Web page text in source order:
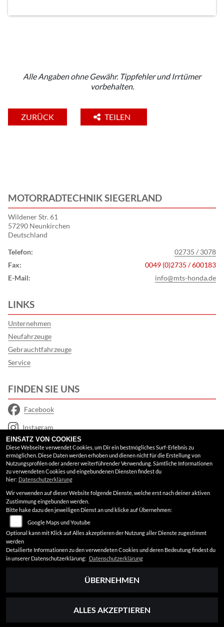
Alle Angaben ohne Gewähr. Tippfehler und Irrtümer
vorbehalten.
ZURÜCK TEILEN
MOTORRADTECHNIK SIEGERLAND
Wildener Str. 61
57290 Neunkirchen
Deutschland
Telefon:
02735 / 3078
Fax:
0049 (0)2735 / 600183
E-Mail:
info@mts-honda.de
LINKS
Unternehmen
Neufahrzeuge
Gebrauchtfahrzeuge
Service
FINDEN SIE UNS
Facebook
Instagram
Google Maps
RECHTLICHES
AGB
Impressum
Datenschutz
Disclaimer
Barrierefreiheit
EINSATZ VON COOKIES
Diese Webseite verwendet Cookies, um Dir ein bestmögliches Surf-Erlebnis zu
ermöglichen. Diese Daten werden erhoben und dienen nicht für die Erstellung von
Nutzungsprofilen oder anderer weiterführender Verwendung. Sämtliche Informationen
zu verwendeten Cookies und eingebundenen Diensten findest du
hier: Datenschutzerklärung
Wir verwenden auf dieser Website folgende Dienste, welche erst nach deiner aktiven
Zustimmung eingebunden werden.
Bitte hake dazu den jeweiligen Dienst an und klicke auf Übernehmen:
Google Maps und Youtube
Optional kann mit Klick auf Alles akzeptieren der Nutzung aller Dienste zugestimmt
werden
Detailierte Informationen zu den verwendeten Cookies und deren Bedeutung findest du
in unserer Datenschutzerklärung: Datenschutzerklärung
ÜBERNEHMEN
ALLES AKZEPTIEREN